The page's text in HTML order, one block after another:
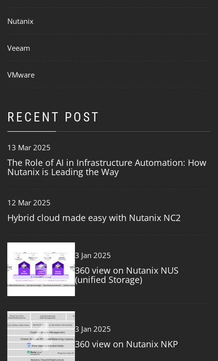
Nutanix
Veeam
VMware
RECENT POST
13 Mar 2025
The Role of AI in Infrastructure Automation: How
Nutanix is Leading the Way
12 Mar 2025
Hybrid cloud made easy with Nutanix NC2
3 3 Jan 2025
360 view on Nutanix NUS
(unified Storage)
4 3 Jan 2025
360 view on Nutanix NKP